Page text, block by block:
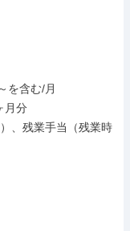
を含む/月
月分
、残業手当（残業時